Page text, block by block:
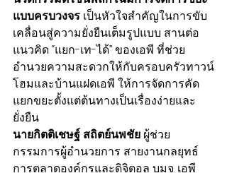
แบบครบวงจร เป็นหัวใจสำคัญในการขับ
เคลื่อนสู่ความยั่งยืนเต็มรูปแบบ สานต่อ
แนวคิด “แยก-เท-ได้” ของเอพี ที่ช่วย
อำนวยความสะดวกให้กับครอบครัวทาวน์
โฮมและบ้านแฝดเอพี ให้การจัดการคัด
แยกขยะตั้งแต่ต้นทางเป็นเรื่องง่ายและ
ยั่งยืน
นายกิตติเชษฐ์ สถิตย์นพชัย ผู้ช่วย
กรรมการผู้อำนวยการ สายงานกลยุทธ์
การตลาดองค์กรและดิจิตอล บมจ. เอพี